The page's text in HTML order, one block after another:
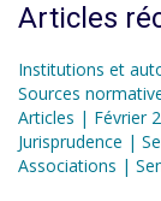
Articles
Institutions et
Sources
Articles | Février
Jurisprudence |
Associations |